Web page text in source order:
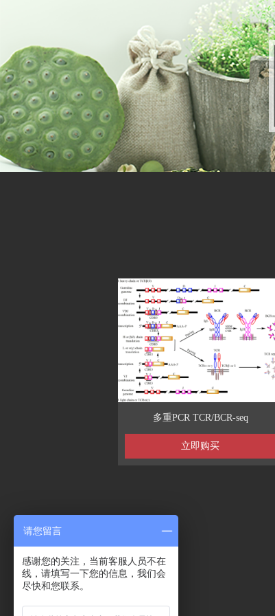
多重PCR TCR/BCR-seq
立即购买
请您留言
感谢您的关注，当前客服人员不在
线，请填写一下您的信息，我们会
尽快和您联系。